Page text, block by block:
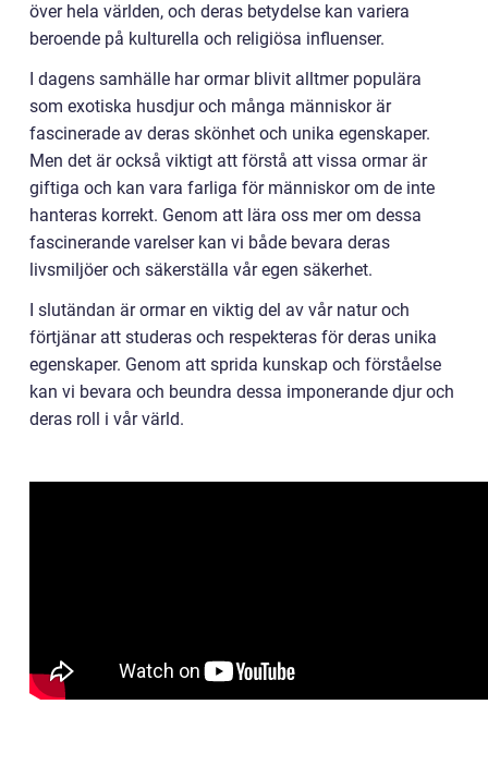
över hela världen, och deras betydelse kan variera
beroende på kulturella och religiösa influenser.
I dagens samhälle har ormar blivit alltmer populära
som exotiska husdjur och många människor är
fascinerade av deras skönhet och unika egenskaper.
Men det är också viktigt att förstå att vissa ormar är
giftiga och kan vara farliga för människor om de inte
hanteras korrekt. Genom att lära oss mer om dessa
fascinerande varelser kan vi både bevara deras
livsmiljöer och säkerställa vår egen säkerhet.
I slutändan är ormar en viktig del av vår natur och
förtjänar att studeras och respekteras för deras unika
egenskaper. Genom att sprida kunskap och förståelse
kan vi bevara och beundra dessa imponerande djur och
deras roll i vår värld.